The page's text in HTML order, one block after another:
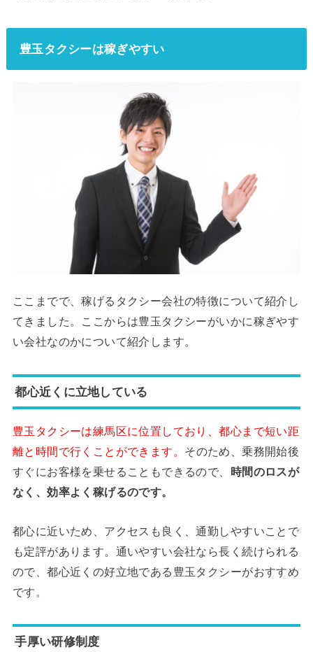
豊玉タクシーは稼ぎやすい
ここまでで、稼げるタクシー会社の特徴について紹介し
てきました。ここからは豊玉タクシーがいかに稼ぎやす
い会社なのかについて紹介します。
都心近くに立地している
豊玉タクシーは練馬区に位置しており、都心まで短い距
離と時間で行くことができます。 そのため、乗務開始後
すぐにお客様を乗せることもできるので、 時間のロスが
なく、効率よく稼げるのです。
都心に近いため、アクセスも良く、通勤しやすいことで
も定評があります。通いやすい会社なら長く続けられる
ので、都心近くの好立地である豊玉タクシーがおすすめ
です。
手厚い研修制度